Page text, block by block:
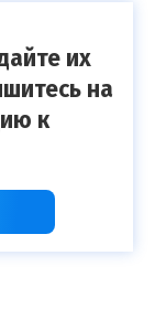
их
на
к